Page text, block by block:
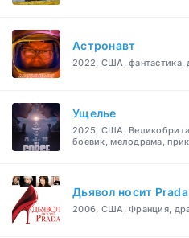
Астронавт
2022, США, фантастика,
Ущелье
2025, США,
боевик, мелодрама,
Дьявол носит Prada
2006, США, Франция,